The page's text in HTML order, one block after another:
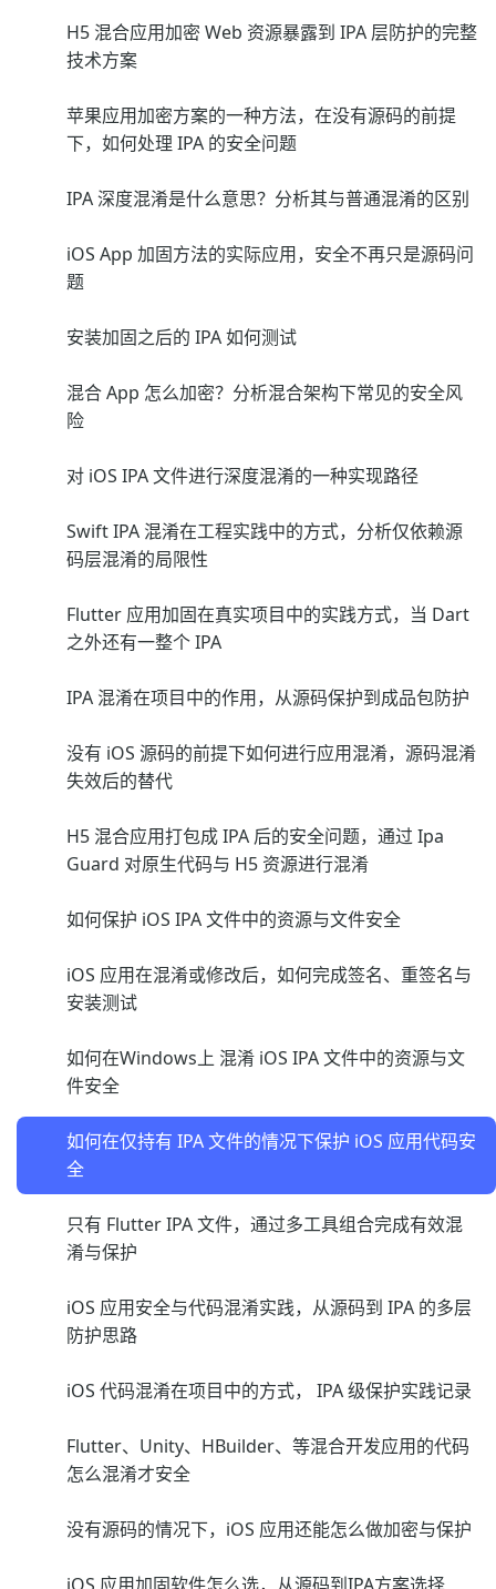
H5 混合应用加密 Web 资源暴露到 IPA 层防护的完整
技术方案
苹果应用加密方案的一种方法，在没有源码的前提
下，如何处理 IPA 的安全问题
IPA 深度混淆是什么意思？分析其与普通混淆的区别
iOS App 加固方法的实际应用，安全不再只是源码问
题
安装加固之后的 IPA 如何测试
混合 App 怎么加密？分析混合架构下常见的安全风
险
对 iOS IPA 文件进行深度混淆的一种实现路径
Swift IPA 混淆在工程实践中的方式，分析仅依赖源
码层混淆的局限性
Flutter 应用加固在真实项目中的实践方式，当 Dart
之外还有一整个 IPA
IPA 混淆在项目中的作用，从源码保护到成品包防护
没有 iOS 源码的前提下如何进行应用混淆，源码混淆
失效后的替代
H5 混合应用打包成 IPA 后的安全问题，通过 Ipa
Guard 对原生代码与 H5 资源进行混淆
如何保护 iOS IPA 文件中的资源与文件安全
iOS 应用在混淆或修改后，如何完成签名、重签名与
安装测试
如何在Windows上 混淆 iOS IPA 文件中的资源与文
件安全
如何在仅持有 IPA 文件的情况下保护 iOS 应用代码安
全
只有 Flutter IPA 文件，通过多工具组合完成有效混
淆与保护
iOS 应用安全与代码混淆实践，从源码到 IPA 的多层
防护思路
iOS 代码混淆在项目中的方式， IPA 级保护实践记录
Flutter、Unity、HBuilder、等混合开发应用的代码
怎么混淆才安全
没有源码的情况下，iOS 应用还能怎么做加密与保护